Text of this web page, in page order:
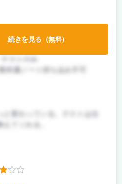
教科書ノート持ち込み不可
続きを見る（無料）